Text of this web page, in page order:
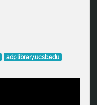
adp.library.ucsb.edu